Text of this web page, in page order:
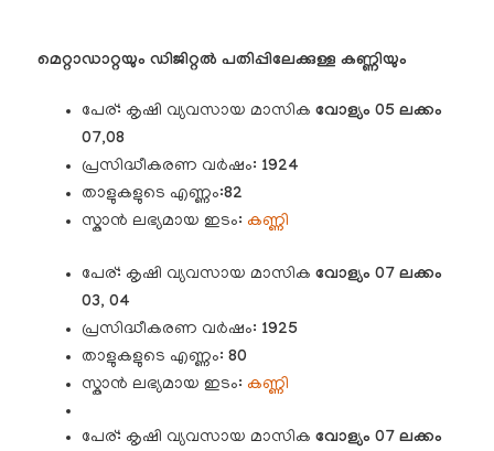
മെറ്റാഡാറ്റയും ഡിജിറ്റൽ പതിപ്പിലേക്കുള്ള കണ്ണിയും
പേര്: കൃഷി വ്യവസായ മാസികവോള്യം 05 ലക്കം
07,08
പ്രസിദ്ധീകരണ വർഷം: 1924
താളുകളുടെ എണ്ണം:82
സ്കാൻ ലഭ്യമായ ഇടം: കണ്ണി
പേര്: കൃഷി വ്യവസായ മാസികവോള്യം07 ലക്കം
03, 04
പ്രസിദ്ധീകരണ വർഷം: 1925
താളുകളുടെ എണ്ണം: 80
സ്കാൻ ലഭ്യമായ ഇടം: കണ്ണി
പേര്: കൃഷി വ്യവസായ മാസിക വോള്യം 07 ലക്കം